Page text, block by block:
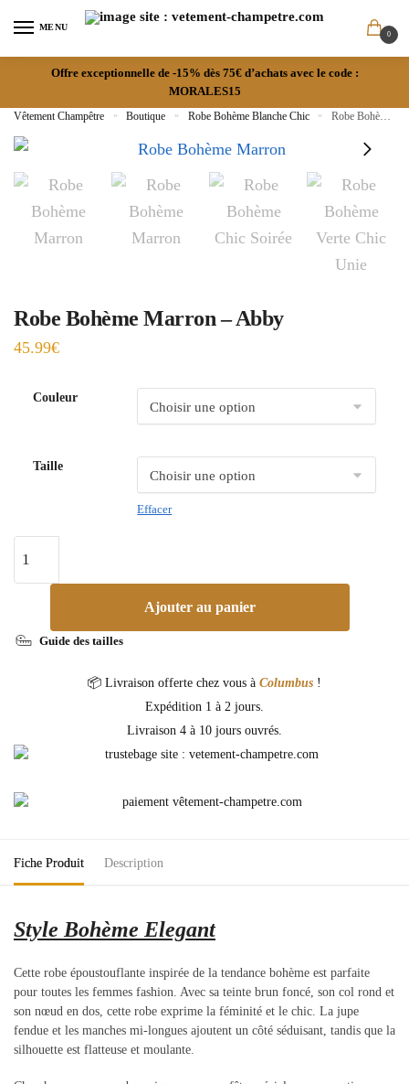
MENU
0
Offre exceptionnelle de -15% dès 75€ d’achats avec le code :
MORALES15
Vêtement Champêtre » Boutique » Robe Bohème Blanche Chic » Robe Bohème Marron – Abby
Robe Bohème Marron – Abby
45.99€
Couleur
Taille
Effacer
Ajouter au panier
Guide des tailles
📦 Livraison offerte chez vous à Columbus !
Expédition 1 à 2 jours.
Livraison 4 à 10 jours ouvrés.
Fiche Produit Description
Style Bohème Elegant
Cette robe époustouflante inspirée de la tendance bohème est parfaite
pour toutes les femmes fashion. Avec sa teinte brun foncé, son col rond et
son nœud en dos, cette robe exprime la féminité et le chic. La jupe
fendue et les manches mi-longues ajoutent un côté séduisant, tandis que la
silhouette est flatteuse et moulante.